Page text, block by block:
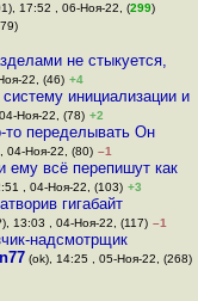
17:52 , 06-Ноя-22, (299)
не стыкуется,
22, (46) +4
инициализации и
Ноя-22, (78) +2
то переделывать Он
04-Ноя-22, (80) –1
ему всё перепишут как
, 04-Ноя-22, (103) +3
гигабайт
13:03 , 04-Ноя-22, (117) –1
надсмотрщик
(ok), 14:25 , 05-Ноя-22, (268)